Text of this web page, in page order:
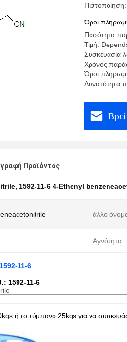
Όροι
Ποσότητα
Τιμή:
Συσκευασία
Χρόνος
Όροι
Δυνατότητα
Προϊόντος
, 1592-11-6 4-Ethenyl
άλλο
Αγνότητα:
11-6
1592-11-6
ή το τύμπανο 25kgs για να